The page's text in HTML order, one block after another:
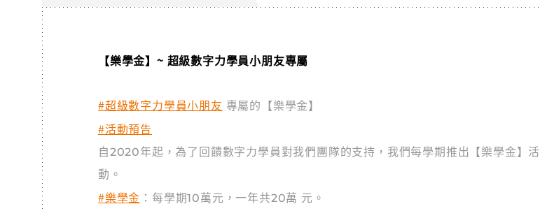
【樂學金】~ 超級數字力學員小朋友專屬
#超級數字力學員小朋友 專屬的【樂學金】
#活動預告
自2020年起，為了回饋數字力學員對我們團隊的支持，我們每學期推出【樂學金】活
動。
#樂學金 ：每學期10萬元，一年共20萬 元。